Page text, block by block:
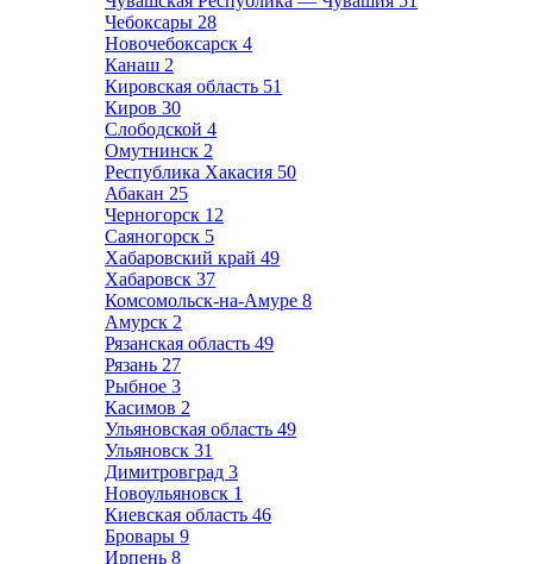
Чебоксары 28
Новочебоксарск 4
Канаш 2
Кировская область 51
Киров 30
Слободской 4
Омутнинск 2
Республика Хакасия 50
Абакан 25
Черногорск 12
Саяногорск 5
Хабаровский край 49
Хабаровск 37
Комсомольск-на-Амуре 8
Амурск 2
Рязанская область 49
Рязань 27
Рыбное 3
Касимов 2
Ульяновская область 49
Ульяновск 31
Димитровград 3
Новоульяновск 1
Киевская область 46
Бровары 9
Ирпень 8